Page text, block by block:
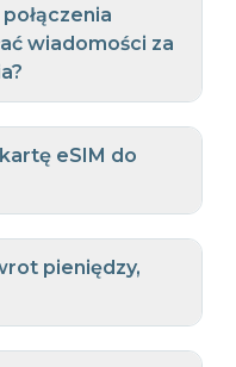
wiadomości za
eSIM do
pieniędzy,